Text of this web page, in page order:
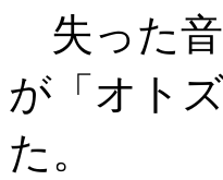
失った
が「オト
た。